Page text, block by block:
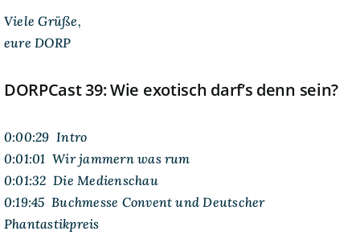
Viele Grüße,
eure DORP
DORPCast 39: Wie exotisch darf’s denn sein?
0:00:29 Intro
0:01:01 Wir jammern was rum
0:01:32 Die Medienschau
0:19:45 Buchmesse Convent und Deutscher
Phantastikpreis